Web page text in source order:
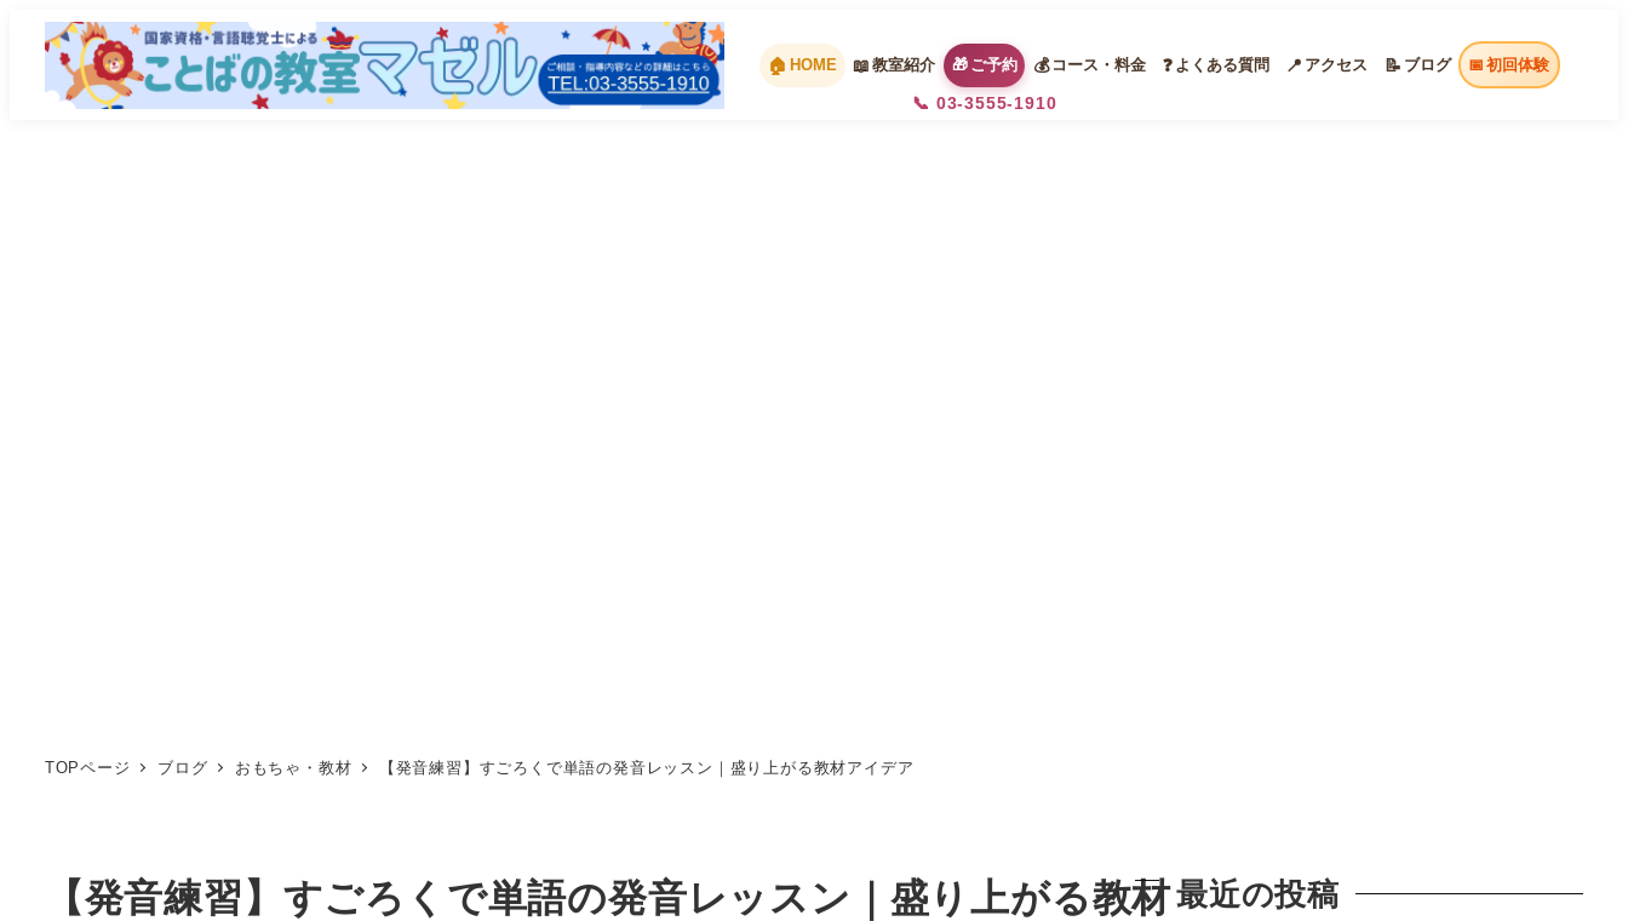
HOME 教室紹介 ご予約
📞 03-3555-1910
コース・料金 よくある質問 アクセス ブログ 初回体験
TOPページ ブログ おもちゃ・教材 【発音練習】すごろくで単語の発音レッスン｜盛り上がる教材アイデア
【発音練習】すごろくで単語の発音レッスン｜盛り上がる教材最近の投稿